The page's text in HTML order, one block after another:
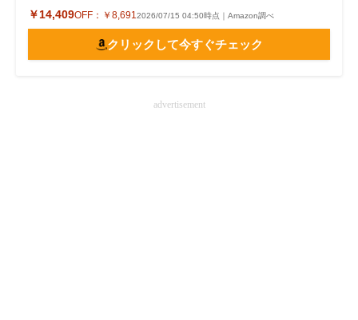
￥14,409OFF： ￥8,6912026/07/15 04:50時点｜Amazon調べ
クリックして今すぐチェック
advertisement